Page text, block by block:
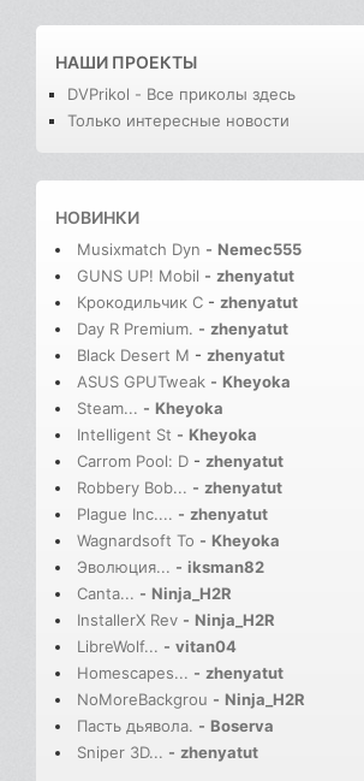
НАШИ ПРОЕКТЫ
DVPrikol - Все приколы здесь
Только интересные новости
НОВИНКИ
Musixmatch Dyn - Nemec555
GUNS UP! Mobil - zhenyatut
Крокодильчик С - zhenyatut
Day R Premium. - zhenyatut
Black Desert M - zhenyatut
ASUS GPUTweak - Kheyoka
Steam... - Kheyoka
Intelligent St - Kheyoka
Carrom Pool: D - zhenyatut
Robbery Bob... - zhenyatut
Plague Inc.... - zhenyatut
Wagnardsoft To - Kheyoka
Эволюция... - iksman82
Canta... - Ninja_H2R
InstallerX Rev - Ninja_H2R
LibreWolf... - vitan04
Homescapes... - zhenyatut
NoMoreBackgrou - Ninja_H2R
Пасть дьявола. - Boserva
Sniper 3D... - zhenyatut